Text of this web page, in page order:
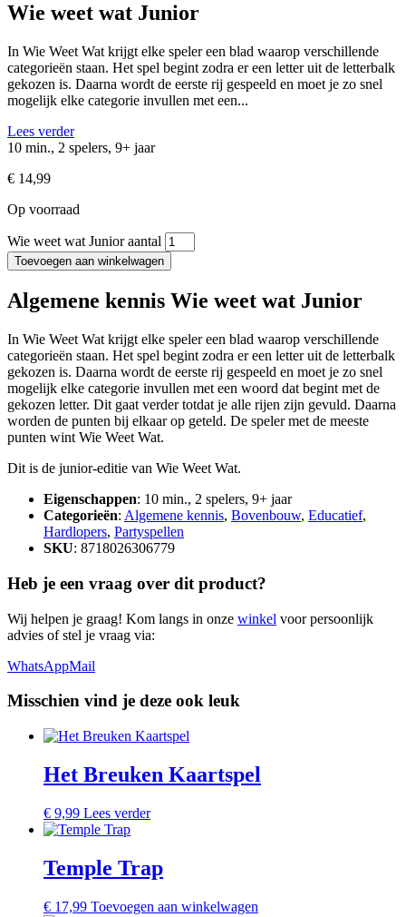
Wie weet wat Junior
In Wie Weet Wat krijgt elke speler een blad waarop verschillende
categorieën staan. Het spel begint zodra er een letter uit de letterbalk
gekozen is. Daarna wordt de eerste rij gespeeld en moet je zo snel
mogelijk elke categorie invullen met een...
Lees verder
10 min., 2 spelers, 9+ jaar
€ 14,99
Op voorraad
Wie weet wat Junior aantal
Toevoegen aan winkelwagen
Algemene kennis Wie weet wat Junior
In Wie Weet Wat krijgt elke speler een blad waarop verschillende
categorieën staan. Het spel begint zodra er een letter uit de letterbalk
gekozen is. Daarna wordt de eerste rij gespeeld en moet je zo snel
mogelijk elke categorie invullen met een woord dat begint met de
gekozen letter. Dit gaat verder totdat je alle rijen zijn gevuld. Daarna
worden de punten bij elkaar op geteld. De speler met de meeste
punten wint Wie Weet Wat.
Dit is de junior-editie van Wie Weet Wat.
Eigenschappen: 10 min., 2 spelers, 9+ jaar
Categorieën: Algemene kennis, Bovenbouw, Educatief,
Hardlopers, Partyspellen
SKU: 8718026306779
Heb je een vraag over dit product?
Wij helpen je graag! Kom langs in onze winkel voor persoonlijk
advies of stel je vraag via:
WhatsAppMail
Misschien vind je deze ook leuk
Het Breuken Kaartspel
€ 9,99 Lees verder
Temple Trap
€ 17,99 Toevoegen aan winkelwagen